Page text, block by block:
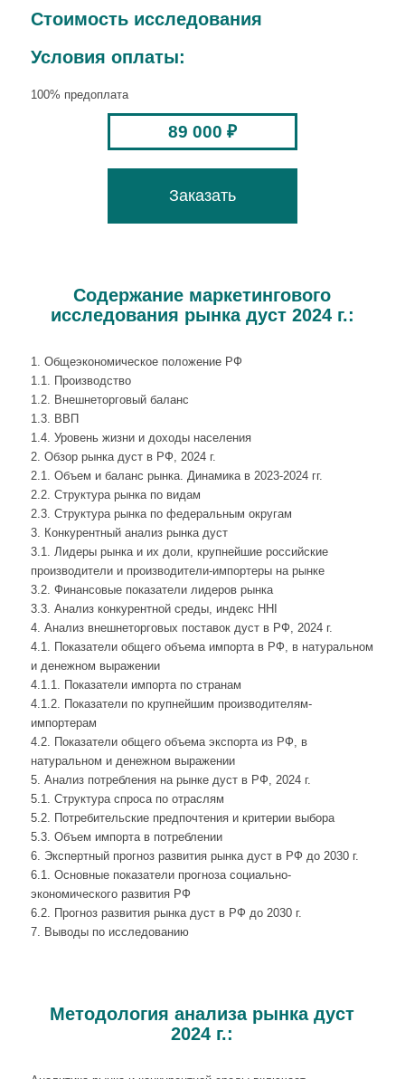
Стоимость исследования
Условия оплаты:
100% предоплата
89 000 ₽
Заказать
Содержание маркетингового
исследования рынка дуст 2024 г.:
1. Общеэкономическое положение РФ
1.1. Производство
1.2. Внешнеторговый баланс
1.3. ВВП
1.4. Уровень жизни и доходы населения
2. Обзор рынка дуст в РФ, 2024 г.
2.1. Объем и баланс рынка. Динамика в 2023-2024 гг.
2.2. Структура рынка по видам
2.3. Структура рынка по федеральным округам
3. Конкурентный анализ рынка дуст
3.1. Лидеры рынка и их доли, крупнейшие российские
производители и производители-импортеры на рынке
3.2. Финансовые показатели лидеров рынка
3.3. Анализ конкурентной среды, индекс HHI
4. Анализ внешнеторговых поставок дуст в РФ, 2024 г.
4.1. Показатели общего объема импорта в РФ, в натуральном
и денежном выражении
4.1.1. Показатели импорта по странам
4.1.2. Показатели по крупнейшим производителям-
импортерам
4.2. Показатели общего объема экспорта из РФ, в
натуральном и денежном выражении
5. Анализ потребления на рынке дуст в РФ, 2024 г.
5.1. Структура спроса по отраслям
5.2. Потребительские предпочтения и критерии выбора
5.3. Объем импорта в потреблении
6. Экспертный прогноз развития рынка дуст в РФ до 2030 г.
6.1. Основные показатели прогноза социально-
экономического развития РФ
6.2. Прогноз развития рынка дуст в РФ до 2030 г.
7. Выводы по исследованию
Методология анализа рынка дуст
2024 г.: